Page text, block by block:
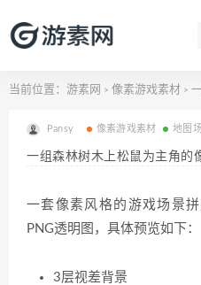
当前位置： 游素网 > 像素游戏素材 >
Pansy 像素游戏素材 地图
一组森林树木上松鼠为主角的
一套像素风格的游戏场景
PNG透明图，具体预览如下：
3层视差背景